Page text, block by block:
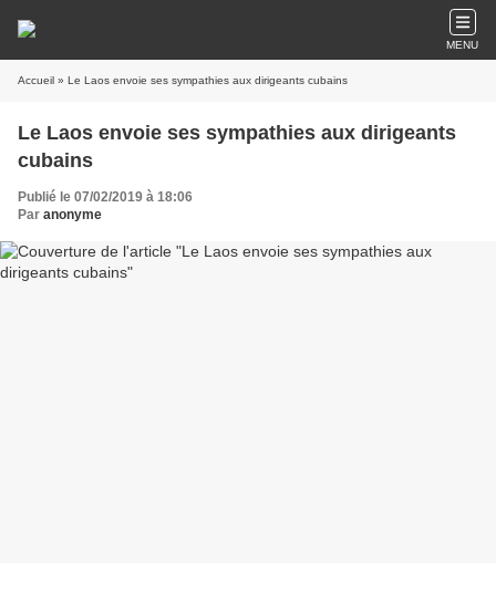
MENU
Accueil » Le Laos envoie ses sympathies aux dirigeants cubains
Le Laos envoie ses sympathies aux dirigeants
cubains
Publié le 07/02/2019 à 18:06
Par anonyme